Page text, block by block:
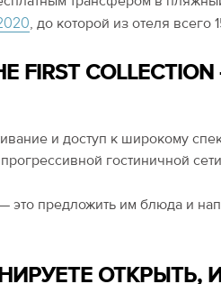
, до которой из отеля всего
и доступ к широкому
гостиничной
предложить им блюда и
ОТКРЫТЬ,